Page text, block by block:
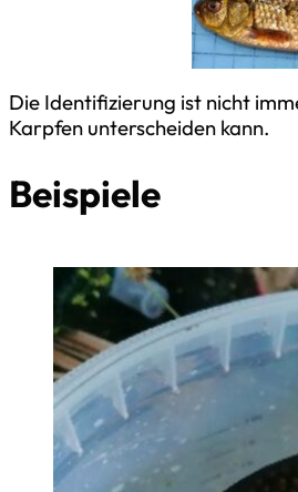
Die Identifizierung ist nicht
Karpfen unterscheiden kann.
Beispiele